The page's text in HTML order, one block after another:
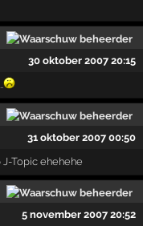
30 oktober 2007 20:15
31 oktober 2007 00:50
Topic ehehehe
5 november 2007 20:52